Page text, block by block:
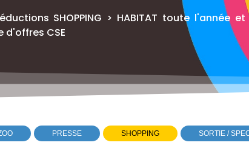
SHOPPING > HABITAT toute l'année
CSE
PRESSE SHOPPING SORTIE /